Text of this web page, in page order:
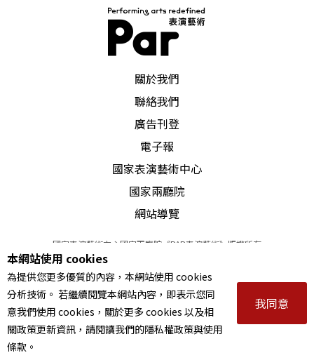
教育，以因應新世紀智識的多樣性，藝術教育也應
該跳脫過去附屬學科的窠臼，在強調全人和全方位
教育的社會潮流下，藝術領域相關智識必須提昇到
與智育並駕齊驅的地位，全民的美學素質才可能隨
新制執行各憑運氣
長期以來教科書制式化的教育方式，導致部分學校
了學生的學習和發展，這種現象在舊有的音樂學科
裡顯露無遺。由於教材培養國民對表演藝術認知的
方向糢糊，學校課程僅隨著教材授課，在不了解基
礎教育是啓發學生美學概念、還是培訓學生表演技
關於我們
聯絡我們
廣告刊登
電子報
國家表演藝術中心
國家兩廳院
網站導覽
國家表演藝術中心國家兩廳院《PAR表演藝術》版權所有
© 2022Performing arts redefined. All Rights Reserved
統一編號 Tax Id number 00973926
本站所提供相關演出資訊，如有異動應以主辦單位公告為準。
服務條款｜隱私權聲明｜著作權聲明
本網站使用 cookies
為提供您更多優質的內容，本網站使用 cookies
分析技術。 若繼續閱覽本網站內容，即表示您同
意我們使用 cookies，關於更多 cookies 以及相
關政策更新資訊，請閱讀我們的隱私權政策與使用
條款。
我同意